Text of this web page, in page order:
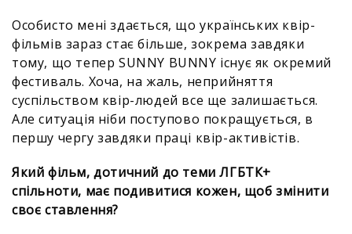
Особисто мені здається, що українських квір-
фільмів зараз стає більше, зокрема завдяки
тому, що тепер SUNNY BUNNY існує як окремий
фестиваль. Хоча, на жаль, неприйняття
суспільством квір-людей все ще залишається.
Але ситуація ніби поступово покращується, в
першу чергу завдяки праці квір-активістів.
Який фільм, дотичний до теми ЛГБТК+
спільноти, має подивитися кожен, щоб змінити
своє ставлення?